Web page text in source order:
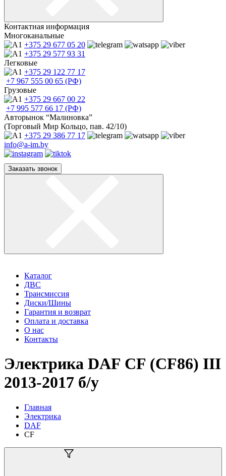
Контактная информация
Многоканальные
+375 29 677 05 20
+375 29 577 93 31
Легковые
+375 29 122 77 17
+7 967 555 00 65 (РФ)
Грузовые
+375 29 667 00 22
+7 995 577 66 17 (РФ)
Авторынок “Малиновка”
(Торговый Мир Кольцо, пав. 42/10)
+375 29 386 77 17
info@a-im.by
Заказать звонок
Каталог
ДВС
Трансмиссия
Диски/Шины
Гарантия и возврат
Оплата и доставка
О нас
Контакты
Электрика DAF CF (CF86) III
2013-2017 б/у
Главная
Электрика
DAF
CF